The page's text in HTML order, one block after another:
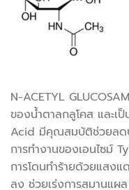
N-ACETYL
ของน้ำตาลกลูโคส และ
Acid มีคุณสมบัติช่วยลด
การทำงานของเอนไซม์
การโดนทำร้ายด้วยแสงแ
ลง ช่วยเร่งการสมานแผ